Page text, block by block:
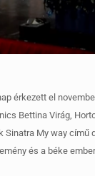
érkezett el
Bettina Virág,
Sinatra My way
és a béke